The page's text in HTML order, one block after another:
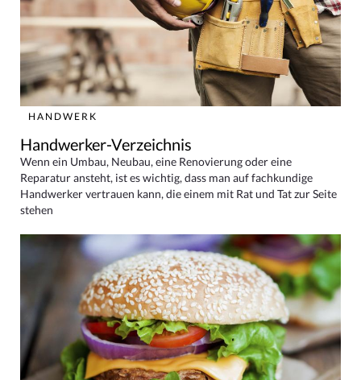
HANDWERK
Handwerker-Verzeichnis
Wenn ein Umbau, Neubau, eine Renovierung oder eine
Reparatur ansteht, ist es wichtig, dass man auf fachkundige
Handwerker vertrauen kann, die einem mit Rat und Tat zur Seite
stehen